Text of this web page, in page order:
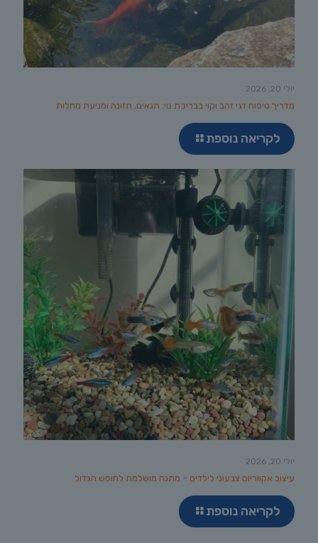
יולי 20, 2026
מדריך טיפוח דגי זהב וקוי בבריכת נוי: תנאים, תזונה ומניעת מחלות
לקריאה נוספת
יולי 20, 2026
עיצוב אקווריום צבעוני לילדים – מתנה מושלמת לחופש הגדול
לקריאה נוספת